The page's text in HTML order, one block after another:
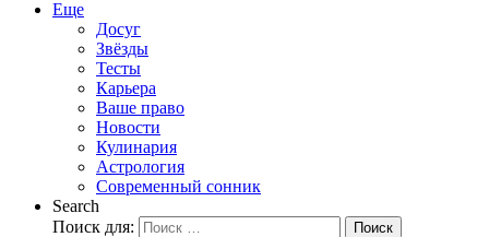
Еще
Досуг
Звёзды
Тесты
Карьера
Ваше право
Новости
Кулинария
Астрология
Современный сонник
Search
Поиск для:
Поиск